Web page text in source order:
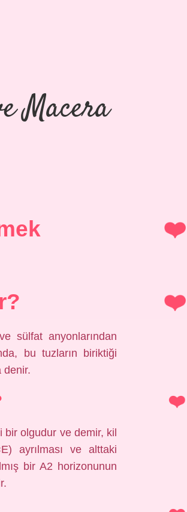
Macera
sülfat anyonlarından
bu tuzların biriktiği
denir.
olgudur ve demir, kil
ayrılması ve alttaki
bir A2 horizonunun